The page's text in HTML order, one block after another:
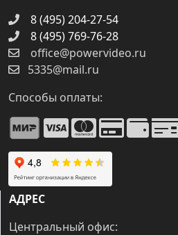
8 (495) 204-27-54
8 (495) 769-76-28
office@powervideo.ru
5335@mail.ru
Способы оплаты:
АДРЕС
Центральный офис: